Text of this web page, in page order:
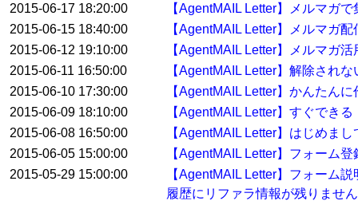
2015-06-17 18:20:00
【AgentMAIL Letter】メルマガ
2015-06-15 18:40:00
【AgentMAIL Letter】メルマガ
2015-06-12 19:10:00
【AgentMAIL Letter】メルマガ活
2015-06-11 16:50:00
【AgentMAIL Letter】解除され
2015-06-10 17:30:00
【AgentMAIL Letter】かんたん
2015-06-09 18:10:00
【AgentMAIL Letter】すぐでき
2015-06-08 16:50:00
【AgentMAIL Letter】はじめま
2015-06-05 15:00:00
【AgentMAIL Letter】フォーム
2015-05-29 15:00:00
【AgentMAIL Letter】フォーム
履歴にリファラ情報が残りませ